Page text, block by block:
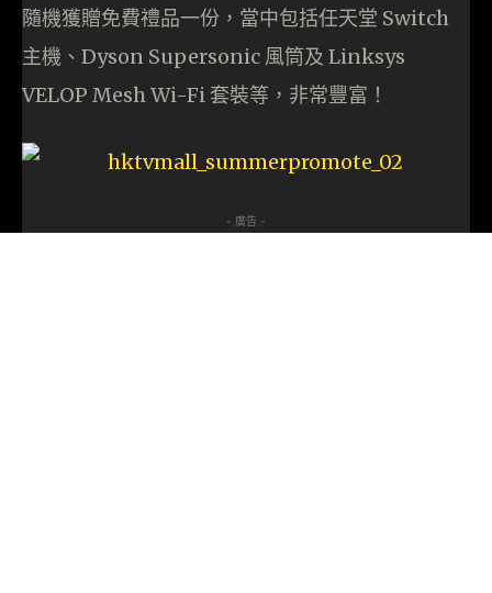
隨機獲贈免費禮品一份，當中包括任天堂 Switch
主機、Dyson Supersonic 風筒及 Linksys
VELOP Mesh Wi-Fi 套裝等，非常豐富！
- 廣告 -